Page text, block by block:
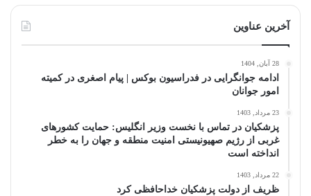
آخرین عناوین
28 آبان, 1404
ادامه جوانگرایی در فدراسیون بوکس | پیام اصغری در کمیته
امور جوانان
23 مرداد, 1403
پزشکیان در تماس با نخست‌ وزیر انگلیس: حمایت کشور‌های
غربی از رژیم صهیونیستی امنیت منطقه و جهان را به خطر
انداخته است
22 مرداد, 1403
ظریف از دولت پزشکیان خداحافظی کرد